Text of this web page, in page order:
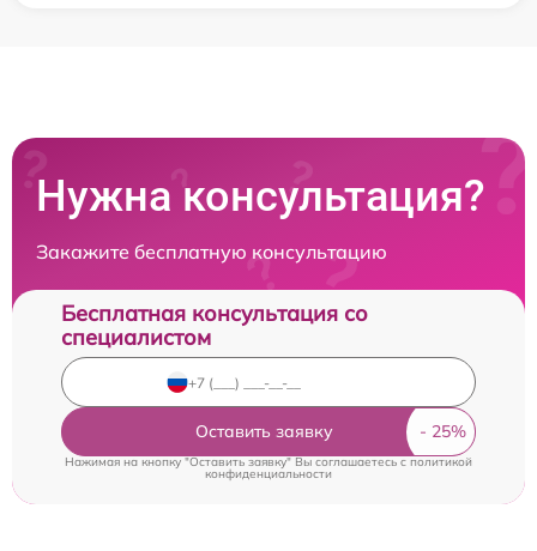
Нужна консультация?
Закажите бесплатную консультацию
Бесплатная консультация со
специалистом
Оставить заявку
Нажимая на кнопку "Оставить заявку" Вы соглашаетесь cполитикой
конфиденциальности